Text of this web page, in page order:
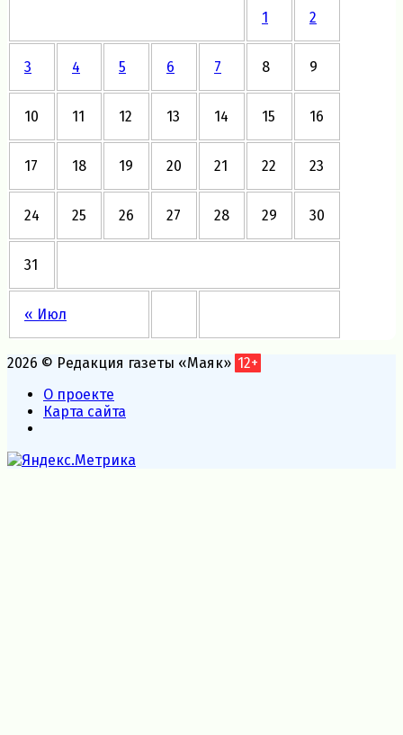
« Июл
1 2
3 4 5 6 7 8 9
10 11 12 13 14 15 16
17 18 19 20 21 22 23
24 25 26 27 28 29 30
31
2026 © Редакция газеты «Маяк» 12+
О проекте
Карта сайта